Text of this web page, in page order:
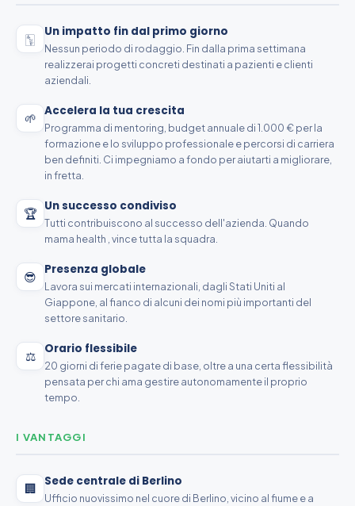
🀦 Un impatto fin dal primo giorno
Nessun periodo di rodaggio. Fin dalla prima settimana
realizzerai progetti concreti destinati a pazienti e clienti
aziendali.
🌱 Accelera la tua crescita
Programma di mentoring, budget annuale di 1.000 € per la
formazione e lo sviluppo professionale e percorsi di carriera
ben definiti. Ci impegniamo a fondo per aiutarti a migliorare,
in fretta.
🏆 Un successo condiviso
Tutti contribuiscono al successo dell'azienda. Quando
mama health , vince tutta la squadra.
😎 Presenza globale
Lavora sui mercati internazionali, dagli Stati Uniti al
Giappone, al fianco di alcuni dei nomi più importanti del
settore sanitario.
⚖️ Orario flessibile
20 giorni di ferie pagate di base, oltre a una certa flessibilità
pensata per chi ama gestire autonomamente il proprio
tempo.
I VANTAGGI
🏢 Sede centrale di Berlino
Ufficio nuovissimo nel cuore di Berlino, vicino al fiume e a